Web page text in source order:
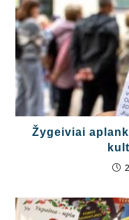
Žygeiviai